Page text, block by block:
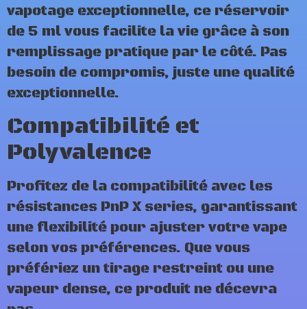
vapotage exceptionnelle, ce réservoir
de 5 ml vous facilite la vie grâce à son
remplissage pratique par le côté. Pas
besoin de compromis, juste une qualité
exceptionnelle.
Compatibilité et
Polyvalence
Profitez de la compatibilité avec les
résistances PnP X series, garantissant
une flexibilité pour ajuster votre vape
selon vos préférences. Que vous
préfériez un tirage restreint ou une
vapeur dense, ce produit ne décevra